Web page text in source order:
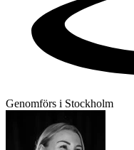
Genomförs i Stockholm